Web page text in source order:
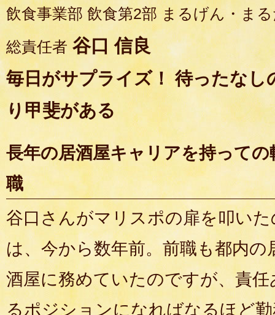
飲食事業部 飲食第2部 まるげん・ま
総責任者 谷口 信良
毎日がサプライズ！ 待ったなし
り甲斐がある
長年の居酒屋キャリアを持っての
職
谷口さんがマリスポの扉を叩いた
は、今から数年前。前職も都内の
酒屋に務めていたのですが、責任
るポジションになればなるほど